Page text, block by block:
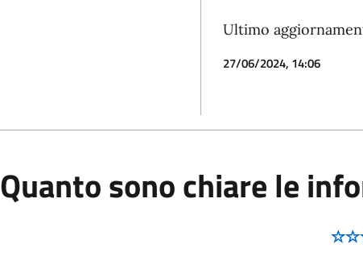
Ultimo
27/06/2024, 14:06
Quanto sono chiare le